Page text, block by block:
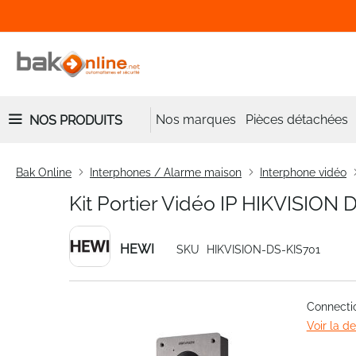
NOS PRODUITS Nos marques Pièces détachées
Bak Online Interphones / Alarme maison Interphone vidéo
Kit Portier Vidéo IP HIKVISION
HEWI SKU HIKVISION-DS-KIS701
Voir la